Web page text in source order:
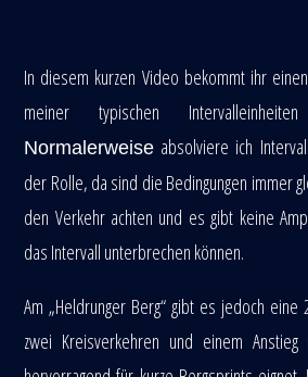
In diesem kurzen Video bekommt ihr
meiner typischen
Normalerweise absolviere ich
der Rolle, da sind die Bedingungen immer
den Verkehr achten und es gibt keine
das Intervall unterbrechen können.
Am „Heldrunger Berg“ gibt es jedoch eine
zwei Kreisverkehren und einem